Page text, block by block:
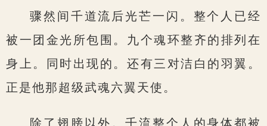
骤然间千道流后光芒一闪。整个人已经
被一团金光所包围。九个魂环整齐的排列在
身上。同时出现的。还有三对洁白的羽翼。
正是他那超级武魂六翼天使。
除了翅膀以外。千流整个人的身体都被